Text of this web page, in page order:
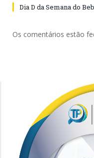
Dia D da Semana do
Os comentários estão